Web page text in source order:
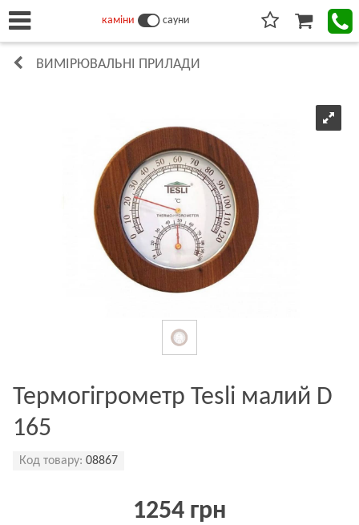
каміни сауни
ВИМІРЮВАЛЬНІ ПРИЛАДИ
Термогігрометр Tesli малий D
165
Код товару: 08867
1254 грн